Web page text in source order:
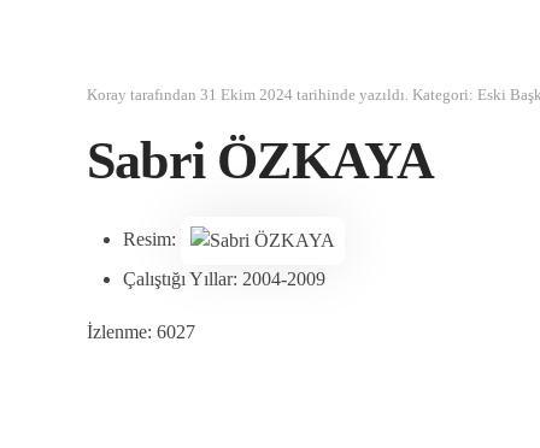
Koray tarafından 31 Ekim 2024 tarihinde yazıldı. Kategori: Eski
Sabri ÖZKAYA
Resim:
Çalıştığı Yıllar: 2004-2009
İzlenme: 6027